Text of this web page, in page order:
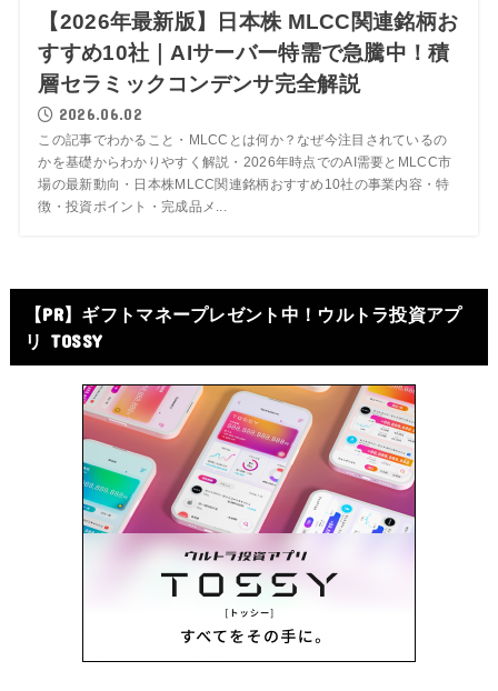
【2026年最新版】日本株 MLCC関連銘柄お
すすめ10社｜AIサーバー特需で急騰中！積
層セラミックコンデンサ完全解説
2026.06.02
この記事でわかること・MLCCとは何か？なぜ今注目されているの
かを基礎からわかりやすく解説・2026年時点でのAI需要とMLCC市
場の最新動向・日本株MLCC関連銘柄おすすめ10社の事業内容・特
徴・投資ポイント・完成品メ...
【PR】ギフトマネープレゼント中！ウルトラ投資アプ
リ TOSSY